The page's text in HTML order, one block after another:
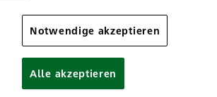
Dienstag
Donnerstag
Freitag
Samstag
Notwendige akzeptieren
Alle akzeptieren